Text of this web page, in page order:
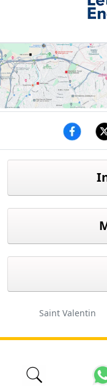
Saint Valentin
İzmir Çiçekçi